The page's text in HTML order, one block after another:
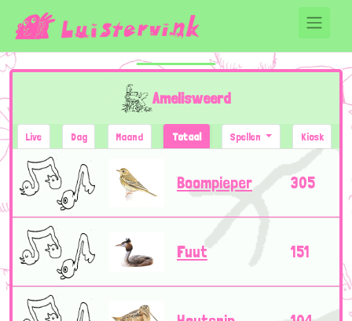
Amelisweerd
Live Dag Maand Totaal Spellen Kiosk
Boompieper 305
Fuut 151